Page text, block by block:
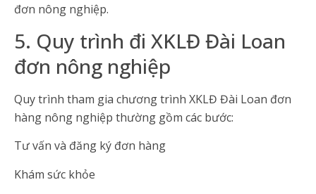
đơn nông nghiệp.
5. Quy trình đi XKLĐ Đài Loan
đơn nông nghiệp
Quy trình tham gia chương trình XKLĐ Đài Loan đơn
hàng nông nghiệp thường gồm các bước:
Tư vấn và đăng ký đơn hàng
Khám sức khỏe